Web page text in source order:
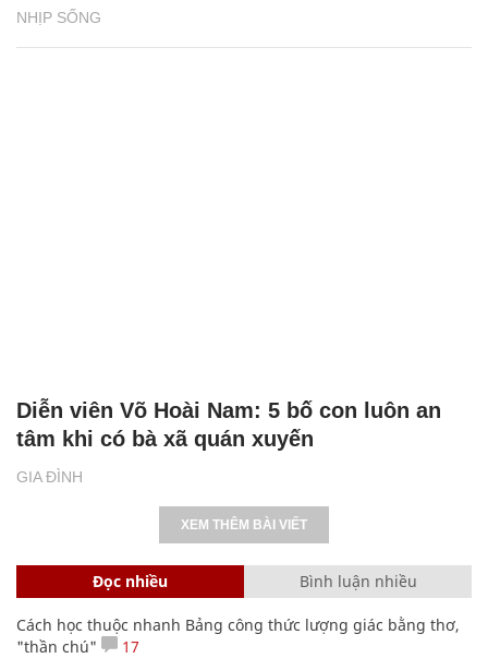
NHỊP SỐNG
GIA ĐÌNH
Diễn viên Võ Hoài Nam: 5 bố con luôn an
tâm khi có bà xã quán xuyến
XEM THÊM BÀI VIẾT
Đọc nhiều Bình luận nhiều
Cách học thuộc nhanh Bảng công thức lượng giác bằng thơ,
"thần chú"
17